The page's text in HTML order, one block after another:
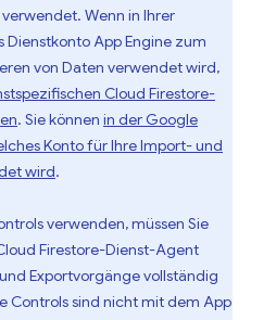
Wenn in Ihrer
DienstkontoApp Engine zum
von Daten verwendet wird,
Cloud Firestore-
. Sie können in der Google
Konto für Ihre Import- und
wird.
verwenden, müssen Sie
Firestore-Dienst-Agent
Exportvorgänge vollständig
Controls sind nicht mit dem App